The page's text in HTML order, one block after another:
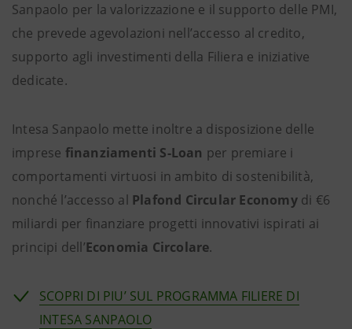
Sanpaolo per la valorizzazione e il supporto delle PMI,
che prevede agevolazioni nell’accesso al credito,
supporto agli investimenti della Filiera e iniziative
dedicate.
Intesa Sanpaolo mette inoltre a disposizione delle
imprese finanziamenti S-Loan per premiare i
comportamenti virtuosi in ambito di sostenibilità,
nonché l’accesso al Plafond Circular Economy di €6
miliardi per finanziare progetti innovativi ispirati ai
principi dell’Economia Circolare.
SCOPRI DI PIU’ SUL PROGRAMMA FILIERE DI
INTESA SANPAOLO